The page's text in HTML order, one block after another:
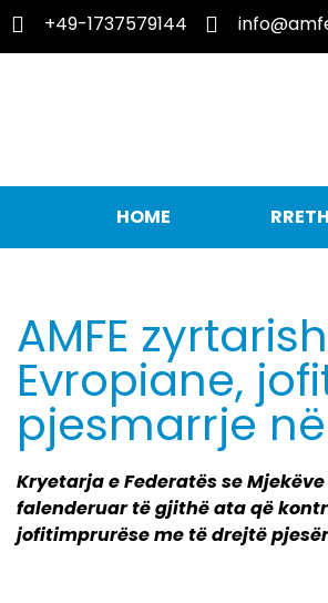
+49-1737579144
HOME
AMFE
Evropiane,
pjesmarrje
Kryetarja e Federatës se
falenderuar të gjithë ata që
jofitimprurëse me të drejtë